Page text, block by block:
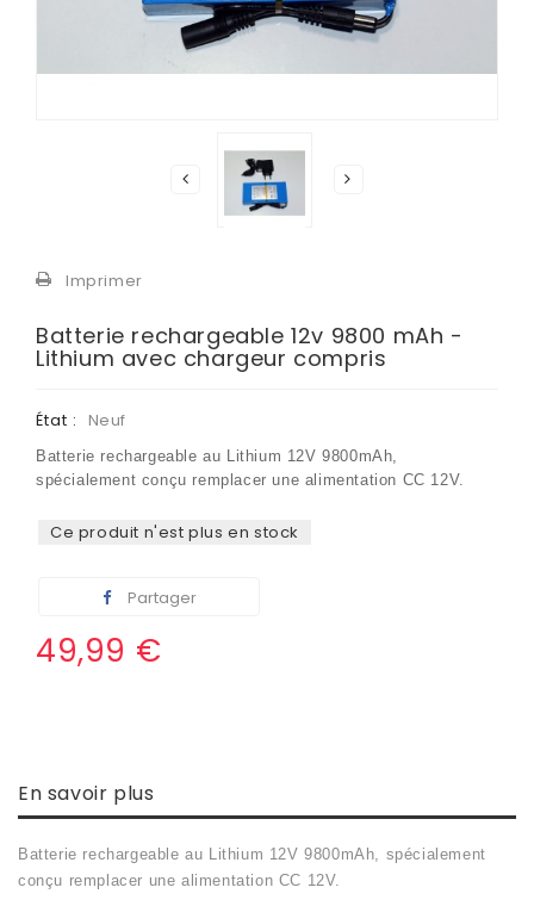
Imprimer
Batterie rechargeable 12v 9800 mAh -
Lithium avec chargeur compris
État : Neuf
Batterie rechargeable au Lithium 12V 9800mAh,
spécialement conçu remplacer une alimentation CC 12V.
Ce produit n'est plus en stock
Partager
49,99 €
En savoir plus
Batterie rechargeable au Lithium 12V 9800mAh, spécialement
conçu remplacer une alimentation CC 12V.